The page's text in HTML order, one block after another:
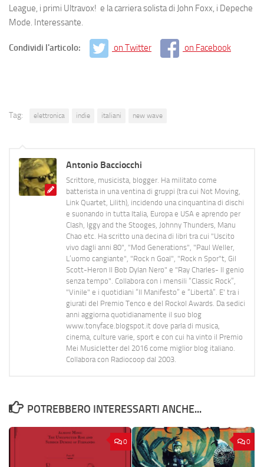
League, i primi Ultravox! e la carriera solista di John Foxx, i Depeche
Mode. Interessante.
Condividi l'articolo: on Twitter on Facebook
Tag: elettronica indie italiani new wave
Antonio Bacciocchi
Scrittore, musicista, blogger. Ha militato come
batterista in una ventina di gruppi (tra cui Not Moving,
Link Quartet, Lilith), incidendo una cinquantina di dischi
e suonando in tutta Italia, Europa e USA e aprendo per
Clash, Iggy and the Stooges, Johnny Thunders, Manu
Chao etc. Ha scritto una decina di libri tra cui "Uscito
vivo dagli anni 80", "Mod Generations", "Paul Weller,
L’uomo cangiante", "Rock n Goal", "Rock n Spor"t, Gil
Scott-Heron Il Bob Dylan Nero" e "Ray Charles- Il genio
senza tempo". Collabora con i mensili “Classic Rock”,
"Vinile" e i quotidiani “Il Manifesto” e “Libertà”. E' tra i
giurati del Premio Tenco e del Rockol Awards. Da sedici
anni aggiorna quotidianamente il suo blog
www.tonyface.blogspot.it dove parla di musica,
cinema, culture varie, sport e con cui ha vinto il Premio
Mei Musicletter del 2016 come miglior blog italiano.
Collabora con Radiocoop dal 2003.
POTREBBERO INTERESSARTI ANCHE...
0 0